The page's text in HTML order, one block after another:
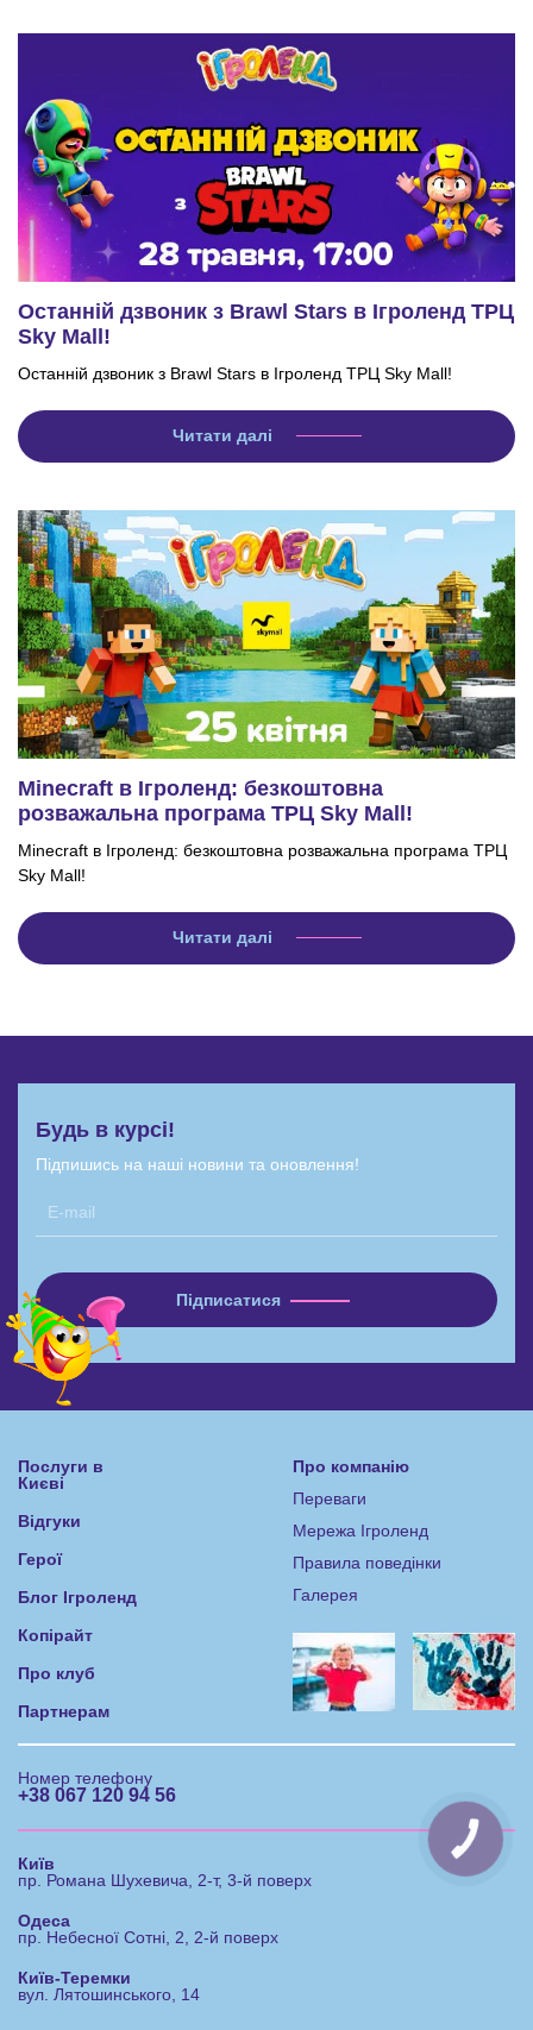
Останній дзвоник з Brawl Stars в Ігроленд ТРЦ
Sky Mall!
Останній дзвоник з Brawl Stars в Ігроленд ТРЦ Sky Mall!
Читати далі
Minecraft в Ігроленд: безкоштовна
розважальна програма ТРЦ Sky Mall!
Minecraft в Ігроленд: безкоштовна розважальна програма ТРЦ
Sky Mall!
Читати далі
Будь в курсі!
Підпишись на наші новини та оновлення!
Послуги в
Києві
Відгуки
Герої
Блог Ігроленд
Копірайт
Про клуб
Партнерам
Про компанію
Переваги
Мережа Ігроленд
Правила поведінки
Галерея
Номер телефону
+38 067 120 94 56
Київ
пр. Романа Шухевича, 2-т, 3-й поверх
Одеса
пр. Небесної Сотні, 2, 2-й поверх
Київ-Теремки
вул. Лятошинського, 14
КНОПКА
ЗВ'ЯЗКУ